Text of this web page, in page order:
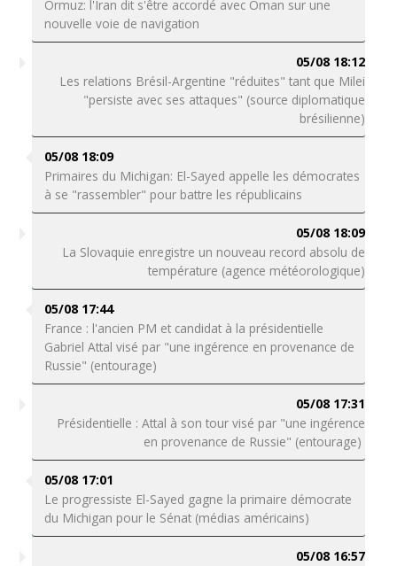
Ormuz: l'Iran dit s'être accordé avec Oman sur une
nouvelle voie de navigation
05/08 18:12
Les relations Brésil-Argentine "réduites" tant que Milei
"persiste avec ses attaques" (source diplomatique
brésilienne)
05/08 18:09
Primaires du Michigan: El-Sayed appelle les démocrates
à se "rassembler" pour battre les républicains
05/08 18:09
La Slovaquie enregistre un nouveau record absolu de
température (agence météorologique)
05/08 17:44
France : l'ancien PM et candidat à la présidentielle
Gabriel Attal visé par "une ingérence en provenance de
Russie" (entourage)
05/08 17:31
Présidentielle : Attal à son tour visé par "une ingérence
en provenance de Russie" (entourage)
05/08 17:01
Le progressiste El-Sayed gagne la primaire démocrate
du Michigan pour le Sénat (médias américains)
05/08 16:57